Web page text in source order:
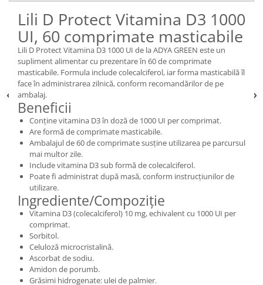
Lili D Protect Vitamina D3 1000
UI, 60 comprimate masticabile
Lili D Protect Vitamina D3 1000 UI de la ADYA GREEN este un
supliment alimentar cu prezentare în 60 de comprimate
masticabile. Formula include colecalciferol, iar forma masticabilă îl
face în administrarea zilnică, conform recomandărilor de pe
ambalaj.
Beneficii
Conține vitamina D3 în doză de 1000 UI per comprimat.
Are formă de comprimate masticabile.
Ambalajul de 60 de comprimate susține utilizarea pe parcursul
mai multor zile.
Include vitamina D3 sub formă de colecalciferol.
Poate fi administrat după masă, conform instrucțiunilor de
utilizare.
Ingrediente/Compoziție
Vitamina D3 (colecalciferol) 10 mg, echivalent cu 1000 UI per
comprimat.
Sorbitol.
Celuloză microcristalină.
Ascorbat de sodiu.
Amidon de porumb.
Grăsimi hidrogenate: ulei de palmier.